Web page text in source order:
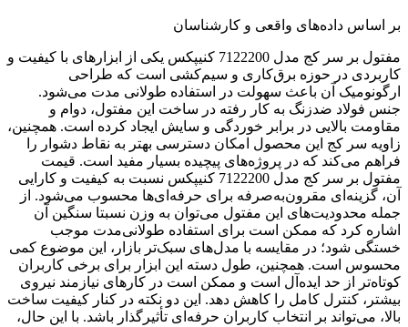
بر اساس داده‌های واقعی و کارشناسان
مفتول بر سر کج مدل 7122200 کنیپکس یکی از ابزارهای با کیفیت و
کاربردی در حوزه برق‌کاری و سیم‌کشی است که طراحی
ارگونومیک آن باعث سهولت در استفاده طولانی مدت می‌شود.
جنس فولاد ضدزنگ به کار رفته در ساخت این مفتول، دوام و
مقاومت بالایی در برابر خوردگی و سایش ایجاد کرده است. همچنین،
زاویه سر کج این محصول امکان دسترسی بهتر به نقاط دشوار را
فراهم می‌کند که در پروژه‌های پیچیده بسیار مفید است. قیمت
مفتول بر سر کج مدل 7122200 کنیپکس نسبت به کیفیت و کارایی
آن، گزینه‌ای مقرون‌به‌صرفه برای حرفه‌ای‌ها محسوب می‌شود. از
جمله محدودیت‌های این مفتول می‌توان به وزن نسبتا سنگین آن
اشاره کرد که ممکن است برای استفاده طولانی‌مدت موجب
خستگی شود؛ در مقایسه با مدل‌های سبک‌تر بازار، این موضوع کمی
محسوس است. همچنین، طول دسته این ابزار برای برخی کاربران
کوتاه‌تر از حد ایده‌آل است و ممکن است در کارهای نیازمند نیروی
بیشتر، کنترل کامل را کاهش دهد. این دو نکته در کنار کیفیت ساخت
بالا، می‌تواند بر انتخاب کاربران حرفه‌ای تأثیرگذار باشد. با این حال،